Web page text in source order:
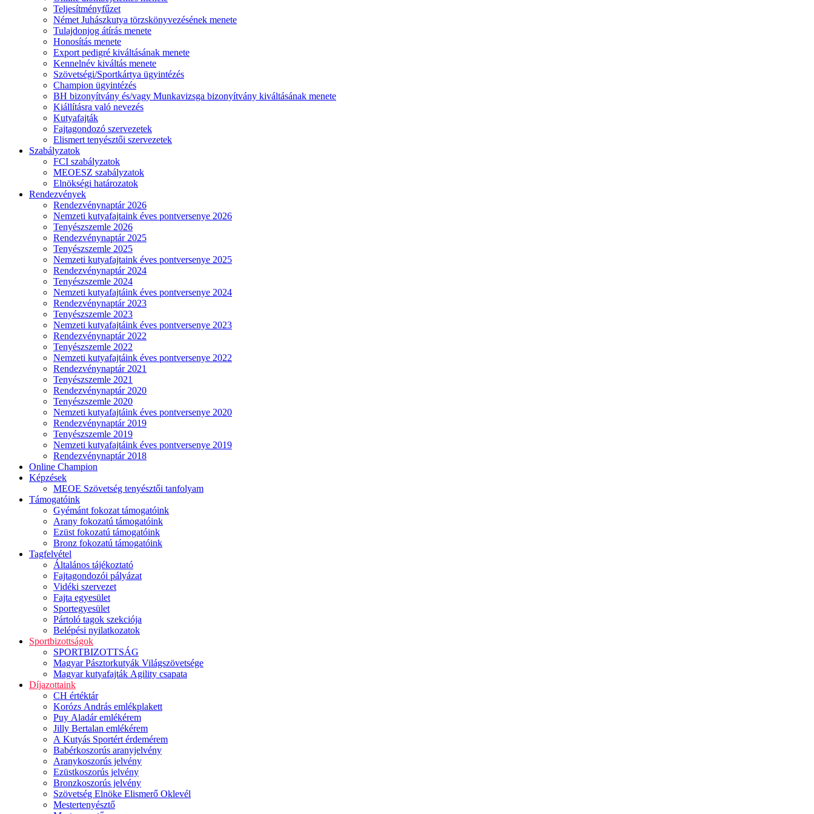
Teljesítményfűzet
Német Juhászkutya törzskönyvezésének menete
Tulajdonjog átírás menete
Honosítás menete
Export pedigré kiváltásának menete
Kennelnév kiváltás menete
Szövetségi/Sportkártya ügyintézés
Champion ügyintézés
BH bizonyítvány és/vagy Munkavizsga bizonyítvány kiváltásának menete
Kiállításra való nevezés
Kutyafajták
Fajtagondozó szervezetek
Elismert tenyésztői szervezetek
Szabályzatok
FCI szabályzatok
MEOESZ szabályzatok
Elnökségi határozatok
Rendezvények
Rendezvénynaptár 2026
Nemzeti kutyafajtaink éves pontversenye 2026
Tenyészszemle 2026
Rendezvénynaptár 2025
Tenyészszemle 2025
Nemzeti kutyafajtaink éves pontversenye 2025
Rendezvénynaptár 2024
Tenyészszemle 2024
Nemzeti kutyafajtáink éves pontversenye 2024
Rendezvénynaptár 2023
Tenyészszemle 2023
Nemzeti kutyafajtáink éves pontversenye 2023
Rendezvénynaptár 2022
Tenyészszemle 2022
Nemzeti kutyafajtáink éves pontversenye 2022
Rendezvénynaptár 2021
Tenyészszemle 2021
Rendezvénynaptár 2020
Tenyészszemle 2020
Nemzeti kutyafajtáink éves pontversenye 2020
Rendezvénynaptár 2019
Tenyészszemle 2019
Nemzeti kutyafajtáink éves pontversenye 2019
Rendezvénynaptár 2018
Online Champion
Képzések
MEOE Szövetség tenyésztői tanfolyam
Támogatóink
Gyémánt fokozat támogatóink
Arany fokozatú támogatóink
Ezüst fokozatú támogatóink
Bronz fokozatú támogatóink
Tagfelvétel
Általános tájékoztató
Fajtagondozói pályázat
Vidéki szervezet
Fajta egyesület
Sportegyesület
Pártoló tagok szekciója
Belépési nyilatkozatok
Sportbizottságok
SPORTBIZOTTSÁG
Magyar Pásztorkutyák Világszövetsége
Magyar kutyafajták Agility csapata
Díjazottaink
CH értéktár
Korózs András emlékplakett
Puy Aladár emlékérem
Jilly Bertalan emlékérem
A Kutyás Sportért érdemérem
Babérkoszorús aranyjelvény
Aranykoszorús jelvény
Ezüstkoszorús jelvény
Bronzkoszorús jelvény
Szövetség Elnöke Elismerő Oklevél
Mestertenyésztő